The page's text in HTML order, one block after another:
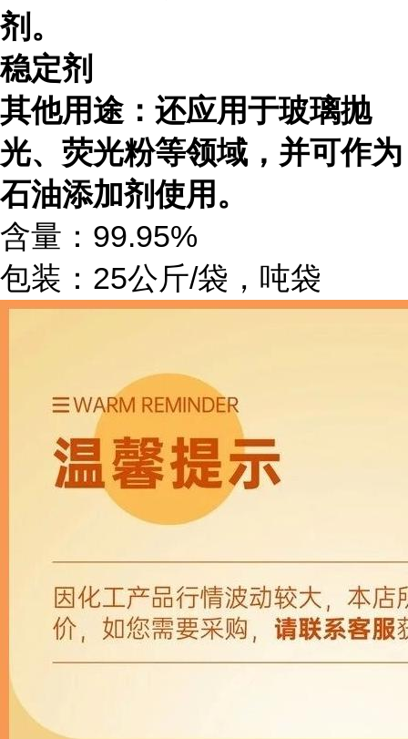
剂。
稳定剂
其他用途：还应用于玻璃抛
光、荧光粉等领域，并可作为
石油添加剂使用。
含量：99.95%
包装：25公斤/袋，吨袋